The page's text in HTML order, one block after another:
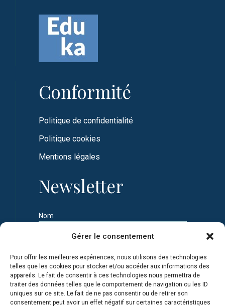
Gérer le consentement
Pour offrir les meilleures expériences, nous utilisons des technologies
telles que les cookies pour stocker et/ou accéder aux informations des
appareils. Le fait de consentir à ces technologies nous permettra de
traiter des données telles que le comportement de navigation ou les ID
uniques sur ce site. Le fait de ne pas consentir ou de retirer son
consentement peut avoir un effet négatif sur certaines caractéristiques
Conformité
Politique de confidentialité
Politique cookies
Mentions légales
Newsletter
Nom
Adresse e-mail